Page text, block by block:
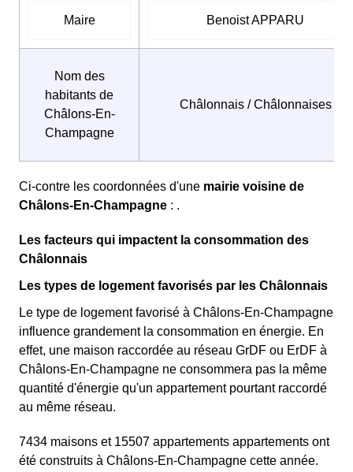
Maire Benoist APPARU
Nom des
habitants de
Châlons-En-
Champagne
Châlonnais / Châlonnaises
Ci-contre les coordonnées d'une mairie voisine de
Châlons-En-Champagne : .
Les facteurs qui impactent la consommation des
Châlonnais
Les types de logement favorisés par les Châlonnais
Le type de logement favorisé à Châlons-En-Champagne
influence grandement la consommation en énergie. En
effet, une maison raccordée au réseau GrDF ou ErDF à
Châlons-En-Champagne ne consommera pas la même
quantité d'énergie qu'un appartement pourtant raccordé
au même réseau.
7434 maisons et 15507 appartements appartements ont
été construits à Châlons-En-Champagne cette année.